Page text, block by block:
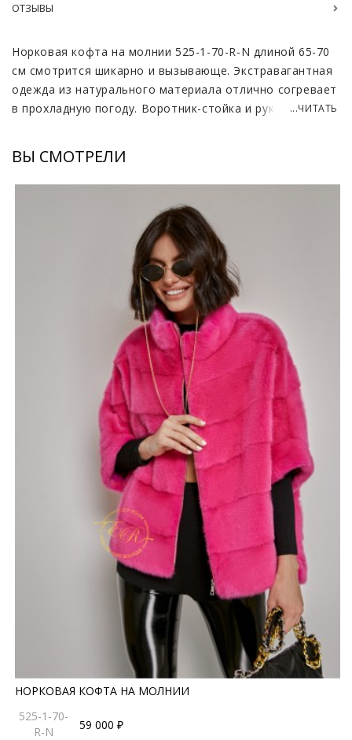
ОТЗЫВЫ
Норковая кофта на молнии 525-1-70-R-N длиной 65-70
см смотрится шикарно и вызывающе. Экстравагантная
одежда из натурального материала отлично согревает
в прохладную погоду. Воротник-стойка и рукава 3/4
решающую роль в создании уникального изделия, ведь
таким образом лучше видно всю красоту меха.
Изюминкой модели стала разная длина спинки и
передней части. Это придает образу несколько
несдержанный дерзкий вид.
Женская норковая кофта интересно сочетается с
одеждой в разных стилях, подчеркивая изысканный
вкус дамы. Сюда подойдут и джинсы, и классические
брюки, и юбки разной длины. Они дополнят уникальный
ансамбль для веселой вечеринки, юбилейного вечера
или деловой встречи.
*описание несет информационный характер, состав и
правила ухода могут быть изменены производителем
...ЧИТАТЬ
ВЫ СМОТРЕЛИ
НОРКОВАЯ КОФТА НА МОЛНИИ
525-1-70-
R-N
59 000 ₽